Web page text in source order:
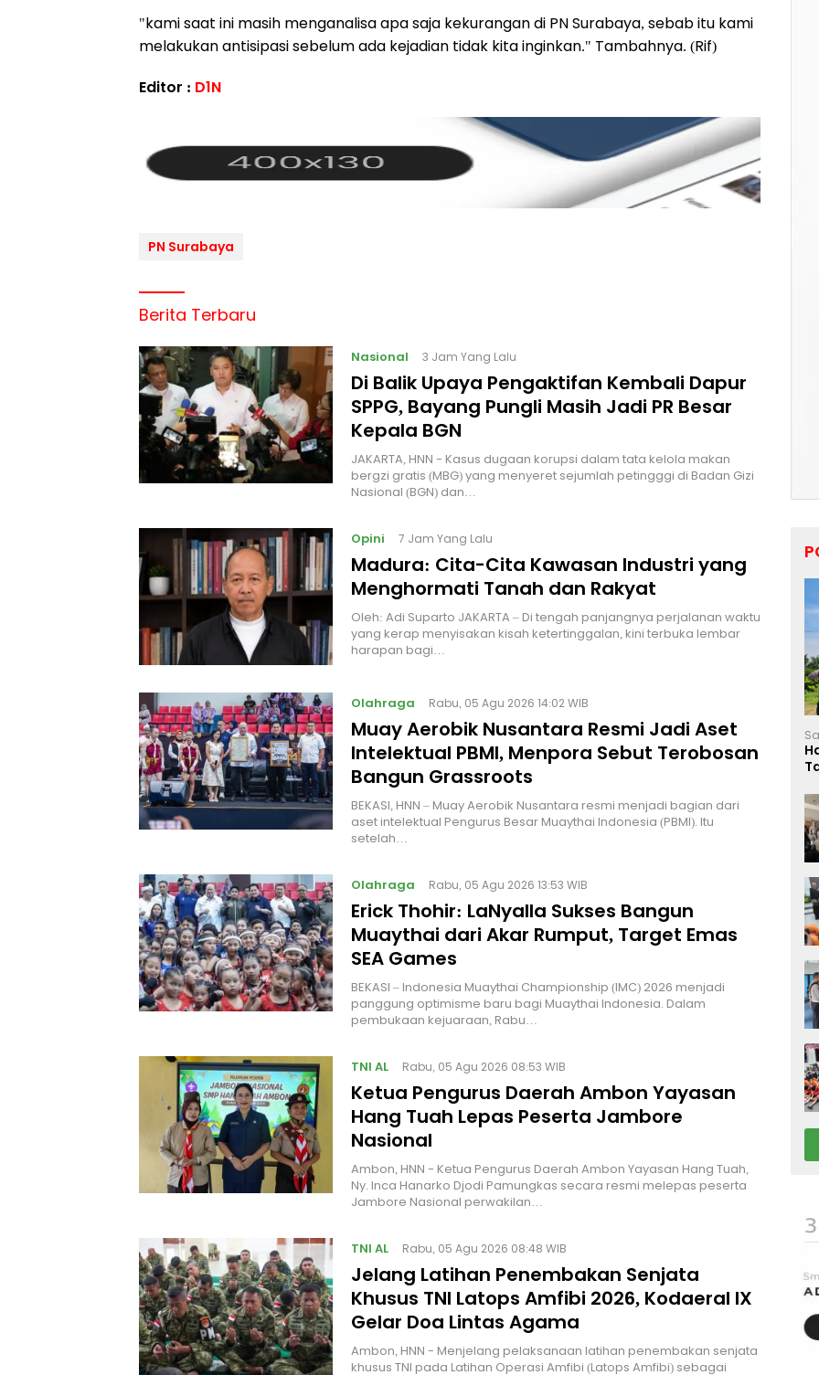
"kami saat ini masih menganalisa apa saja kekurangan di PN Surabaya, sebab itu kami
melakukan antisipasi sebelum ada kejadian tidak kita inginkan." Tambahnya. (Rif)
Editor : D1N
PN Surabaya
Berita Terbaru
Nasional 3 Jam Yang Lalu
Di Balik Upaya Pengaktifan Kembali Dapur
SPPG, Bayang Pungli Masih Jadi PR Besar
Kepala BGN
JAKARTA, HNN - Kasus dugaan korupsi dalam tata kelola makan
bergzi gratis (MBG) yang menyeret sejumlah petingggi di Badan Gizi
Nasional (BGN) dan…
Opini 7 Jam Yang Lalu
Madura: Cita-Cita Kawasan Industri yang
Menghormati Tanah dan Rakyat
Oleh: Adi Suparto JAKARTA – Di tengah panjangnya perjalanan waktu
yang kerap menyisakan kisah ketertinggalan, kini terbuka lembar
harapan bagi…
Olahraga Rabu, 05 Agu 2026 14:02 WIB
Muay Aerobik Nusantara Resmi Jadi Aset
Intelektual PBMI, Menpora Sebut Terobosan
Bangun Grassroots
BEKASI, HNN – Muay Aerobik Nusantara resmi menjadi bagian dari
aset intelektual Pengurus Besar Muaythai Indonesia (PBMI). Itu
setelah…
Olahraga Rabu, 05 Agu 2026 13:53 WIB
Erick Thohir: LaNyalla Sukses Bangun
Muaythai dari Akar Rumput, Target Emas
SEA Games
BEKASI – Indonesia Muaythai Championship (IMC) 2026 menjadi
panggung optimisme baru bagi Muaythai Indonesia. Dalam
pembukaan kejuaraan, Rabu…
TNI AL Rabu, 05 Agu 2026 08:53 WIB
Ketua Pengurus Daerah Ambon Yayasan
Hang Tuah Lepas Peserta Jambore
Nasional
Ambon, HNN - Ketua Pengurus Daerah Ambon Yayasan Hang Tuah,
Ny. Inca Hanarko Djodi Pamungkas secara resmi melepas peserta
Jambore Nasional perwakilan…
TNI AL Rabu, 05 Agu 2026 08:48 WIB
Jelang Latihan Penembakan Senjata
Khusus TNI Latops Amfibi 2026, Kodaeral IX
Gelar Doa Lintas Agama
Ambon, HNN - Menjelang pelaksanaan latihan penembakan senjata
khusus TNI pada Latihan Operasi Amfibi (Latops Amfibi) sebagai